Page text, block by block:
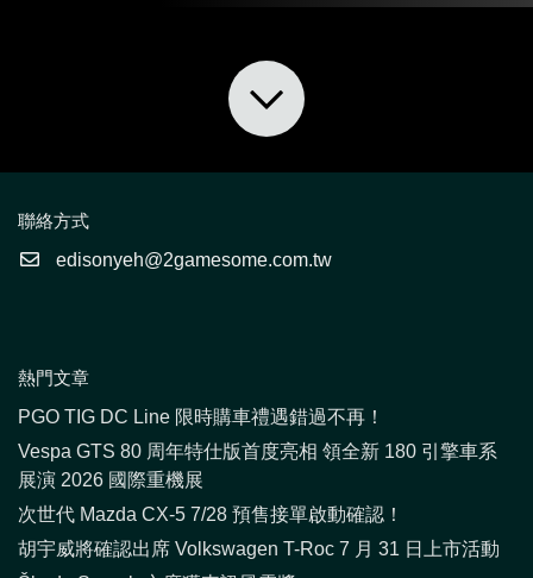
聯絡方式
edisonyeh@2gamesome.com.tw
熱門文章
PGO TIG DC Line 限時購車禮遇錯過不再！
Vespa GTS 80 周年特仕版首度亮相 領全新 180 引擎車系
展演 2026 國際重機展
次世代 Mazda CX-5 7/28 預售接單啟動確認！
胡宇威將確認出席 Volkswagen T-Roc 7 月 31 日上市活動